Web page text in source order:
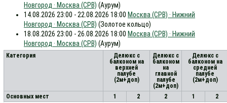
Новгород · Москва (СРВ) (Аурум)
14.08.2026 23:00 - 22.08.2026 18:00 Москва (СРВ) · Нижний
Новгород · Москва (СРВ) (Золотое кольцо)
18.08.2026 23:00 - 26.08.2026 18:00 Москва (СРВ) · Нижний
Новгород · Москва (СРВ) (Аурум)
Категория
Делюкс с
балконом на
верхней
палубе
(2м+доп)
Делюкс с
балконом
на
главной
палубе
(2м+доп)
Делюкс с
балконом на
средней
палубе
(2м+доп)
Основных мест 1 2 2 1
2